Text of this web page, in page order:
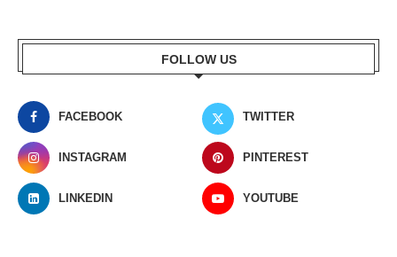
FOLLOW US
FACEBOOK TWITTER
INSTAGRAM PINTEREST
LINKEDIN YOUTUBE